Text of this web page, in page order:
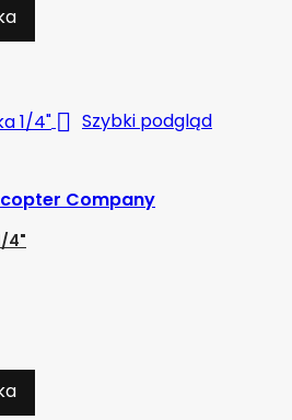
 Szybki podgląd
Company
4"